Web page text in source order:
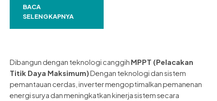
dariBACA
SELENGKAPNYA
Dibangun dengan teknologi canggih MPPT (Pelacakan
Titik Daya Maksimum)Dengan teknologi dan sistem
pemantauan cerdas, inverter mengoptimalkan pemanenan
energi surya dan meningkatkan kinerja sistem secara